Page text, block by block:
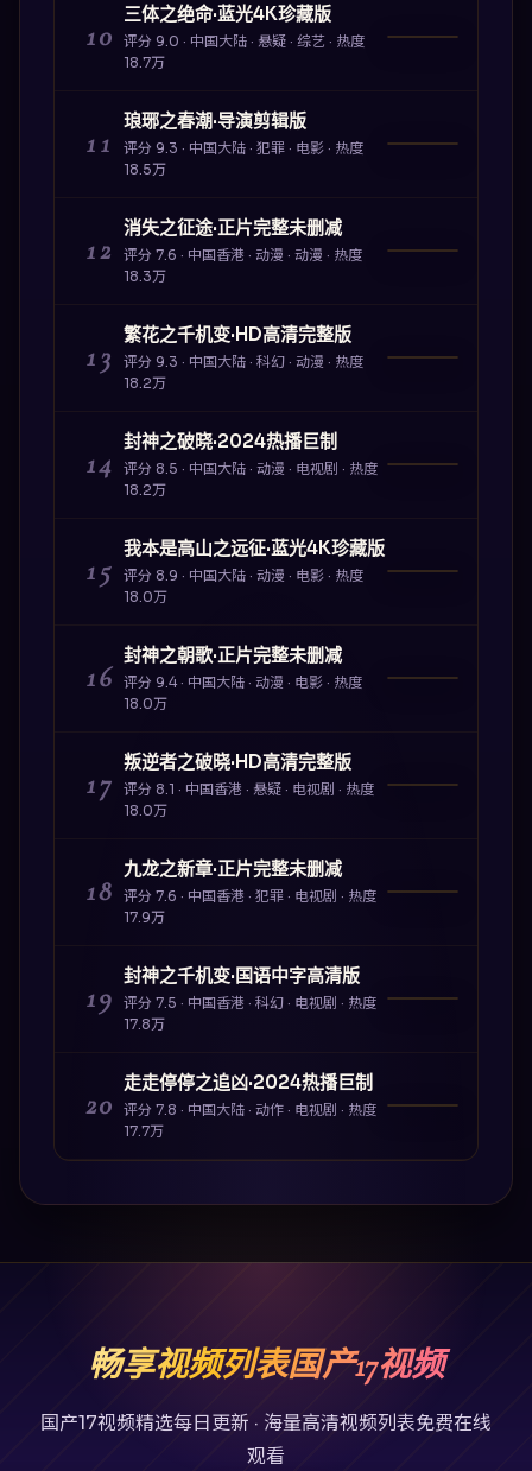
10
三体之绝命·蓝光4K珍藏版
评分 9.0 · 中国大陆· 悬疑· 综艺· 热度
18.7万
11
琅琊之春潮·导演剪辑版
评分 9.3 · 中国大陆· 犯罪· 电影· 热度
18.5万
12
消失之征途·正片完整未删减
评分 7.6 · 中国香港 · 动漫 · 动漫 · 热度
18.3万
13
繁花之千机变·HD高清完整版
评分 9.3 · 中国大陆· 科幻· 动漫 · 热度
18.2万
14
封神之破晓·2024热播巨制
评分 8.5 · 中国大陆· 动漫 · 电视剧 · 热度
18.2万
15
我本是高山之远征·蓝光4K珍藏版
评分 8.9 · 中国大陆· 动漫 · 电影· 热度
18.0万
16
封神之朝歌·正片完整未删减
评分 9.4· 中国大陆· 动漫 · 电影· 热度
18.0万
17
叛逆者之破晓·HD高清完整版
评分 8.1 · 中国香港 · 悬疑· 电视剧 · 热度
18.0万
18
九龙之新章·正片完整未删减
评分 7.6 · 中国香港 · 犯罪· 电视剧 · 热度
17.9万
19
封神之千机变·国语中字高清版
评分 7.5 · 中国香港 · 科幻· 电视剧 · 热度
17.8万
20
走走停停之追凶·2024热播巨制
评分 7.8 · 中国大陆· 动作· 电视剧 · 热度
17.7万
畅享视频列表国产17视频
国产17视频精选每日更新 · 海量高清视频列表免费在线
观看